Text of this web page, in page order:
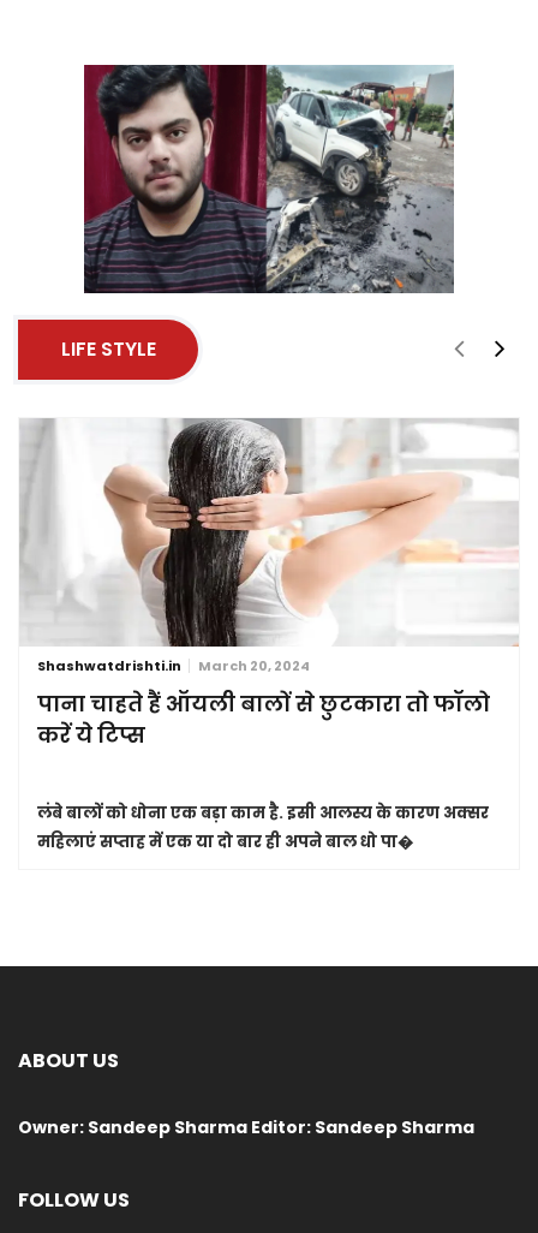
LIFE STYLE
Shashwatdrishti.in March 20, 2024
पाना चाहते हैं ऑयली बालों से छुटकारा तो फॉलो
करें ये टिप्स
लंबे बालों को धोना एक बड़ा काम है. इसी आलस्य के कारण अक्सर
महिलाएं सप्ताह में एक या दो बार ही अपने बाल धो पा�
ABOUT US
Owner: Sandeep Sharma Editor: Sandeep Sharma
FOLLOW US